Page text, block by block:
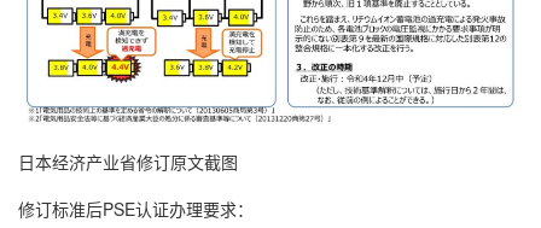
日本经济产业省修订原文截图
修订标准后PSE认证办理要求：